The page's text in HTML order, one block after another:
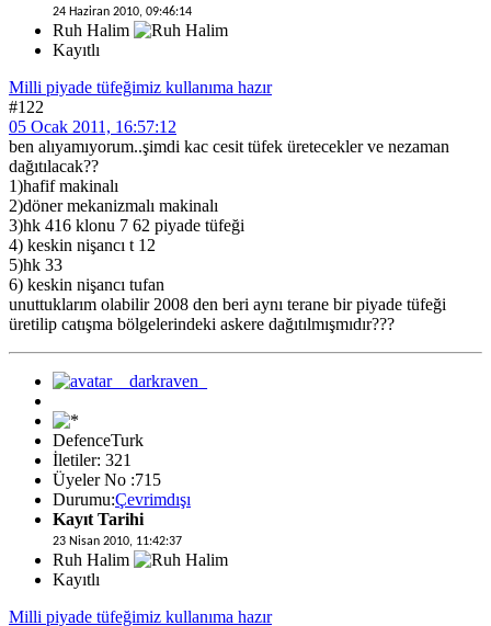
24 Haziran 2010, 09:46:14
Ruh Halim
Kayıtlı
Milli piyade tüfeğimiz kullanıma hazır
#122
05 Ocak 2011, 16:57:12
ben alıyamıyorum..şimdi kac cesit tüfek üretecekler ve nezaman
dağıtılacak??
1)hafif makinalı
2)döner mekanizmalı makinalı
3)hk 416 klonu 7 62 piyade tüfeği
4) keskin nişancı t 12
5)hk 33
6) keskin nişancı tufan
unuttuklarım olabilir 2008 den beri aynı terane bir piyade tüfeği
üretilip catışma bölgelerindeki askere dağıtılmışmıdır???
DefenceTurk
İletiler: 321
Üyeler No :715
Durumu:Çevrimdışı
Kayıt Tarihi
23 Nisan 2010, 11:42:37
Ruh Halim
Kayıtlı
Milli piyade tüfeğimiz kullanıma hazır